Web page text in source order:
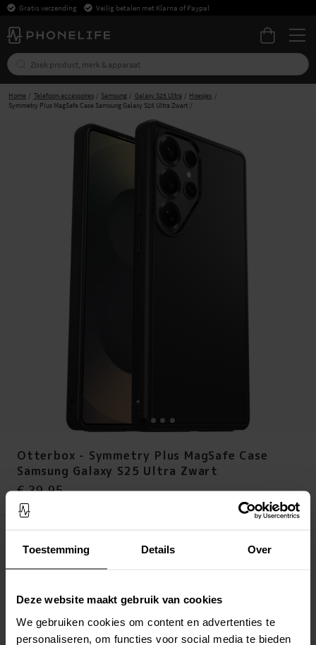
Toestemming Details Over
Deze website maakt gebruik van cookies
We gebruiken cookies om content en advertenties te
personaliseren, om functies voor social media te bieden
Gratis verzending Veilig betalen met Klarna of Paypal
Home Telefoon-accessoires Samsung Galaxy S25 Ultra
Hoesjes
Symmetry Plus MagSafe Case Samsung Galaxy S25 Ultra Zwart
Otterbox - Symmetry Plus MagSafe Case
Samsung Galaxy S25 Ultra Zwart
Prijs:€ 39,95
€ 39,95
Altijd gratis verzending
Snelle levering met DHL, Budbee of Postnord